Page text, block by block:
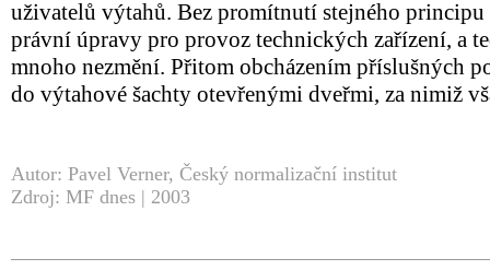
uživatelů výtahů. Bez promítnutí stejného
právní úpravy pro provoz technických zařízení, a
mnoho nezmění. Přitom obcházením příslušných
do výtahové šachty otevřenými dveřmi, za nimiž
Autor: Pavel Verner, Český normalizační institut
Zdroj: MF dnes | 2003